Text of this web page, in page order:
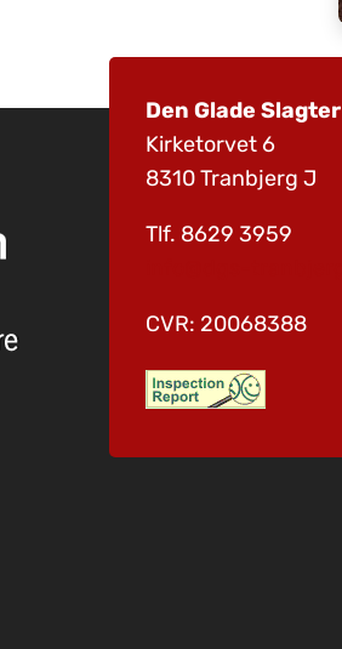
Den Glade Slagter
Kirketorvet 6
8310 Tranbjerg J
Tlf. 8629 3959
CVR: 20068388